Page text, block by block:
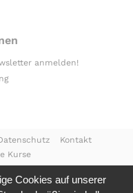
anmelden!
Kurse
Kontakt
Cookies auf unserer